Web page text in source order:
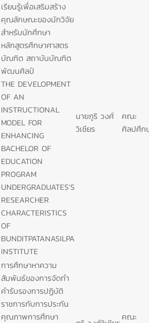
เรียนรู้เพื่อเสริมสร้าง
คุณลักษณะของนักวิจัย
สำหรับนักศึกษา
หลักสูตรศึกษาศาสตร
บัณฑิต สถาบันบัณฑิต
พัฒนศิลป์
THE DEVELOPMENT
OF AN
INSTRUCTIONAL
MODEL FOR
ENHANCING
BACHELOR OF
EDUCATION
PROGRAM
UNDERGRADUATES'S
RESEARCHER
CHARACTERISTICS
OF
BUNDITPATANASILPA
INSTITUTE
นายภูริ วงศ์
วิเชียร
คณะ
ศิลปศึก
การศึกษาหาความ
สัมพันธ์ของการจัดทำ
คำรับรองการปฏิบัติ
ราชการกับการประกัน
คุณภาพการศึกษา
คณะ